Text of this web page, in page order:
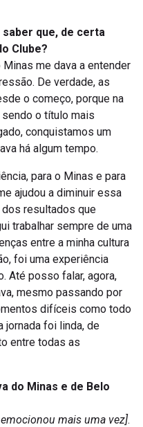
que, de certa
Clube?
me dava a entender
De verdade, as
o começo, porque na
o título mais
conquistamos um
há algum tempo.
para o Minas e para
ajudou a diminuir essa
resultados que
trabalhar sempre de uma
entre a minha cultura
foi uma experiência
Até posso falar, agora,
mesmo passando por
difíceis como todo
jornada foi linda, de
entre todas as
do Minas e de Belo
mais uma vez].